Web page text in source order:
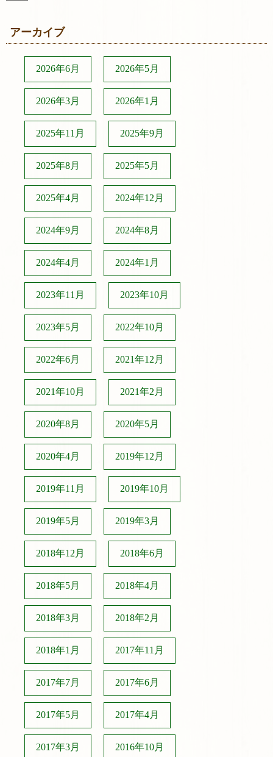
アーカイブ
2026年6月 2026年5月
2026年3月 2026年1月
2025年11月 2025年9月
2025年8月 2025年5月
2025年4月 2024年12月
2024年9月 2024年8月
2024年4月 2024年1月
2023年11月 2023年10月
2023年5月 2022年10月
2022年6月 2021年12月
2021年10月 2021年2月
2020年8月 2020年5月
2020年4月 2019年12月
2019年11月 2019年10月
2019年5月 2019年3月
2018年12月 2018年6月
2018年5月 2018年4月
2018年3月 2018年2月
2018年1月 2017年11月
2017年7月 2017年6月
2017年5月 2017年4月
2017年3月 2016年10月